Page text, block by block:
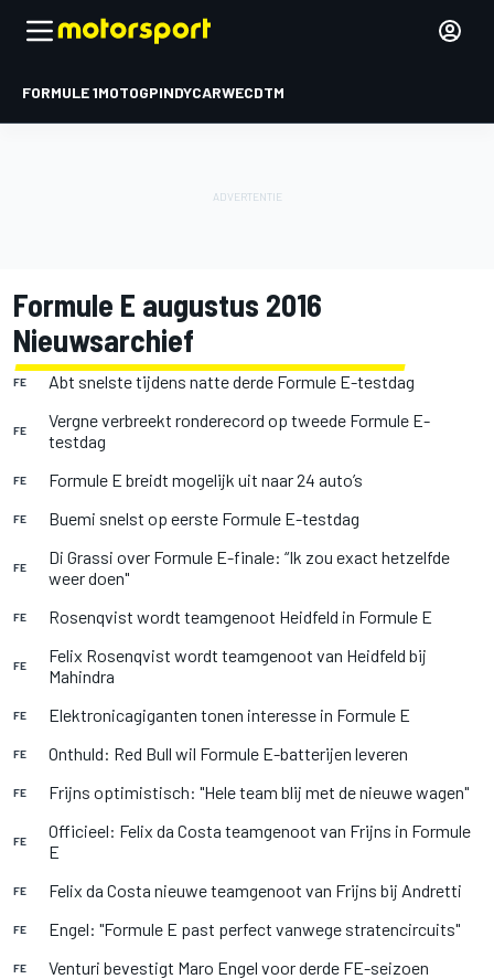
FORMULE 1MOTOGPINDYCARWECDTM
Formule E augustus 2016
Nieuwsarchief
FE Abt snelste tijdens natte derde Formule E-testdag
FE
Vergne verbreekt ronderecord op tweede Formule E-
testdag
FE Formule E breidt mogelijk uit naar 24 auto’s
FE Buemi snelst op eerste Formule E-testdag
FE
Di Grassi over Formule E-finale: “Ik zou exact hetzelfde
weer doen"
FE Rosenqvist wordt teamgenoot Heidfeld in Formule E
FE
Felix Rosenqvist wordt teamgenoot van Heidfeld bij
Mahindra
FE Elektronicagiganten tonen interesse in Formule E
FE Onthuld: Red Bull wil Formule E-batterijen leveren
FE Frijns optimistisch: "Hele team blij met de nieuwe wagen"
FE
Officieel: Felix da Costa teamgenoot van Frijns in Formule
E
FE Felix da Costa nieuwe teamgenoot van Frijns bij Andretti
FE Engel: "Formule E past perfect vanwege stratencircuits"
FE Venturi bevestigt Maro Engel voor derde FE-seizoen